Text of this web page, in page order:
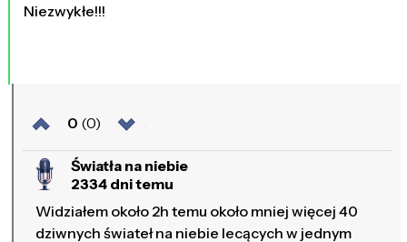
Niezwykłe!!!
0 (0)
Światła na niebie
2334 dni temu
Widziałem około 2h temu około mniej więcej 40
dziwnych świateł na niebie lecących w jednym